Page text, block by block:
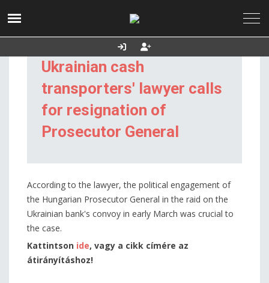
2026.08.09. 14:40
Támogatás
Ukrainian cash
transporters' lawyer calls
for resignation of
Prosecutor General
According to the lawyer, the political engagement of
the Hungarian Prosecutor General in the raid on the
Ukrainian bank's convoy in early March was crucial to
the case.
Kattintson ide, vagy a cikk címére az
átirányításhoz!